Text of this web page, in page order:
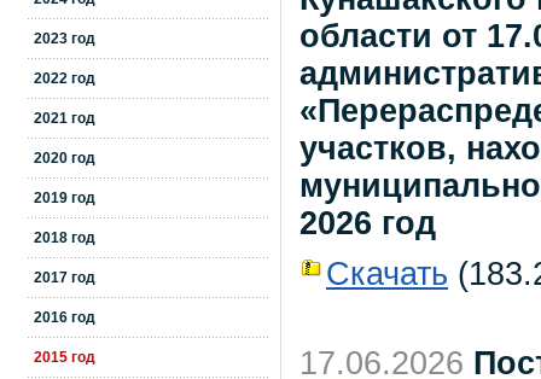
2023 год
2022 год
2021 год
2020 год
2019 год
2018 год
2017 год
2016 год
2015 год
области от
участков,
2026 год
Скачать
17.06.2026